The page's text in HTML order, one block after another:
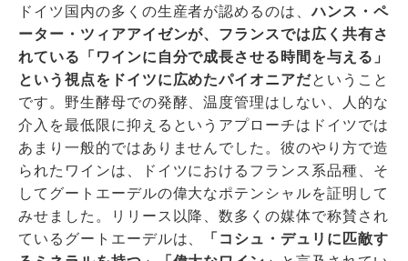
ドイツ国内の多くの生産者が認めるのは、ハンス・ペ
ーター・ツィアアイゼンが、フランスでは広く共有さ
れている「ワインに自分で成長させる時間を与える」
という視点をドイツに広めたパイオニアだということ
です。野生酵母での発酵、温度管理はしない、人的な
介入を最低限に抑えるというアプローチはドイツでは
あまり一般的ではありませんでした。彼のやり方で造
られたワインは、ドイツにおけるフランス系品種、そ
してグートエーデルの偉大なポテンシャルを証明して
みせました。リリース以降、数多くの媒体で称賛され
ているグートエーデルは、
「コシュ・デュリに匹敵す